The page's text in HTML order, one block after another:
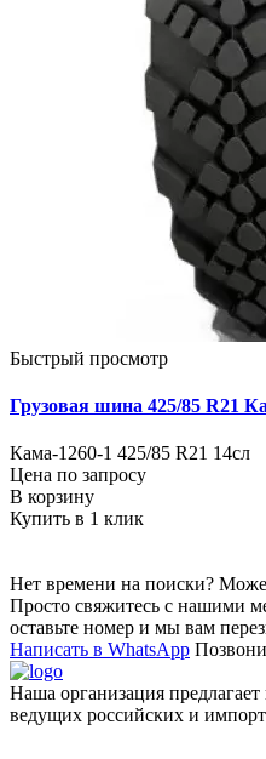
Быстрый просмотр
Грузовая шина 425/85 R21
Кама-1260-1 425/85 R21 14сл
Цена по запросу
В корзину
Купить в 1 клик
Нет времени на поиски?
Просто свяжитесь с нашими
оставьте номер и мы вам
Написать в WhatsApp
Наша организация
ведущих российских и